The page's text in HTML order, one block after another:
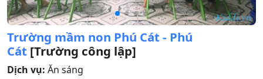
Trường mầm non Phú Cát - Phú
Cát [Trường công lập]
Dịch vụ: Ăn sáng